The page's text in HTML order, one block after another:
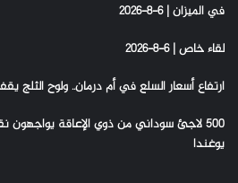
في الميزان | 6-8-2026
لقاء خاص | 6-8-2026
ارتفاع أسعار السلع في أم درمان.. ولوح الثلج يقفز إلى 30
500 لاجئ سوداني من ذوي الإعاقة
يوغندا